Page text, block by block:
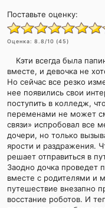
Поставьте оценку:
Оценка: 8.8/10 (45)
Кэти всегда была
вместе, и девочка не
Но сейчас все резко
нее появились свои
поступить в колледж,
переменами не может
связи» испробовал все
дочери, но только
ярости и раздражения.
решает отправиться в
Заодно дочка проведет
вместе с родителями и
путешествие внезапно
восстание роботов. И